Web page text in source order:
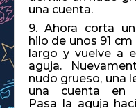
una cuenta.
9. Ahora corta
hilo de unos 91
largo y vuelve a
aguja.
nudo grueso, una
una cuenta en
Pasa la aguja